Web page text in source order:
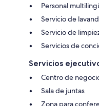
Personal
Servicio de
Servicio de
Servicios de
Servicios
Centro de
Sala de juntas
Zona para